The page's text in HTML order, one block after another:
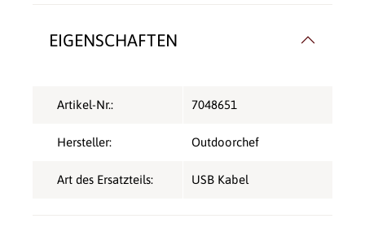
EIGENSCHAFTEN
Artikel-Nr.: 7048651
Hersteller: Outdoorchef
Art des Ersatzteils: USB Kabel